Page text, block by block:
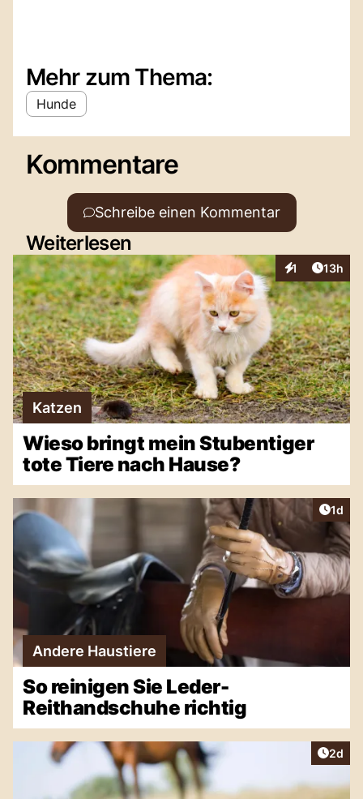
Mehr zum Thema:
Hunde
Kommentare
Schreibe einen Kommentar
Weiterlesen
1
Interaktionen
Artikel
13h
Katzen
Wieso bringt mein Stubentiger
tote Tiere nach Hause?
1d
Andere Haustiere
So reinigen Sie Leder-
Reithandschuhe richtig
2d